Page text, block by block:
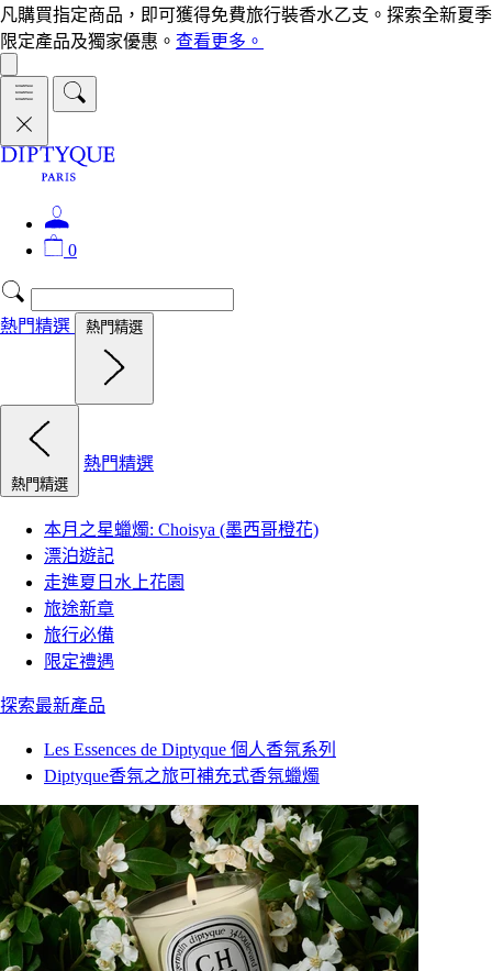
凡購買指定商品，即可獲得免費旅行裝香水乙支。探索全新夏季
限定產品及獨家優惠。 查看更多。
0
熱門精選 熱門精選
熱門精選
熱門精選
本月之星蠟燭: Choisya (墨西哥橙花)
漂泊遊記
走進夏日水上花園
旅途新章
旅行必備
限定禮遇
探索最新產品
Les Essences de Diptyque 個人香氛系列
Diptyque香氛之旅可補充式香氛蠟燭